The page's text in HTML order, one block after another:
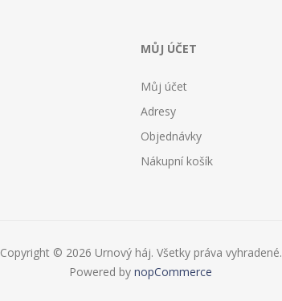
MŮJ ÚČET
Můj účet
Adresy
Objednávky
Nákupní košík
Copyright © 2026 Urnový háj. Všetky práva vyhradené.
Powered by nopCommerce